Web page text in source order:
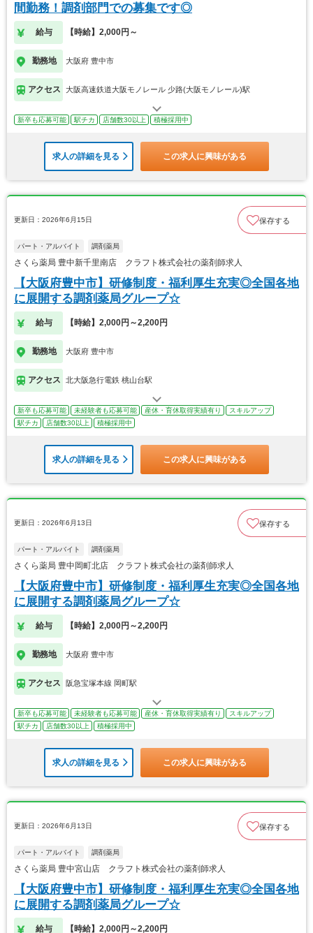
間勤務！調剤部門での募集です◎
給与 【時給】2,000円～
勤務地 大阪府 豊中市
アクセス 大阪高速鉄道大阪モノレール 少路(大阪モノレール)駅
新卒も応募可能 駅チカ 店舗数30以上 積極採用中
求人の詳細を見る この求人に興味がある
更新日：2026年6月15日 保存する
パート・アルバイト 調剤薬局
さくら薬局 豊中新千里南店 クラフト株式会社の薬剤師求人
【大阪府豊中市】研修制度・福利厚生充実◎全国各地
に展開する調剤薬局グループ☆
給与 【時給】2,000円～2,200円
勤務地 大阪府 豊中市
アクセス 北大阪急行電鉄 桃山台駅
新卒も応募可能 未経験者も応募可能 産休・育休取得実績有り
スキルアップ
駅チカ
店舗数30以上 積極採用中
求人の詳細を見る この求人に興味がある
更新日：2026年6月13日 保存する
パート・アルバイト 調剤薬局
さくら薬局 豊中岡町北店 クラフト株式会社の薬剤師求人
【大阪府豊中市】研修制度・福利厚生充実◎全国各地
に展開する調剤薬局グループ☆
給与 【時給】2,000円～2,200円
勤務地 大阪府 豊中市
アクセス 阪急宝塚本線 岡町駅
新卒も応募可能 未経験者も応募可能 産休・育休取得実績有り
スキルアップ
駅チカ
店舗数30以上 積極採用中
求人の詳細を見る この求人に興味がある
更新日：2026年6月13日 保存する
パート・アルバイト 調剤薬局
さくら薬局 豊中宮山店 クラフト株式会社の薬剤師求人
【大阪府豊中市】研修制度・福利厚生充実◎全国各地
に展開する調剤薬局グループ☆
給与 【時給】2,000円～2,200円